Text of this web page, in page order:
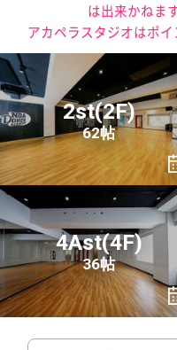
は出来かねま
アカペラスタジオはポイ
2st(2F)
62帖
4Ast(4F)
36帖